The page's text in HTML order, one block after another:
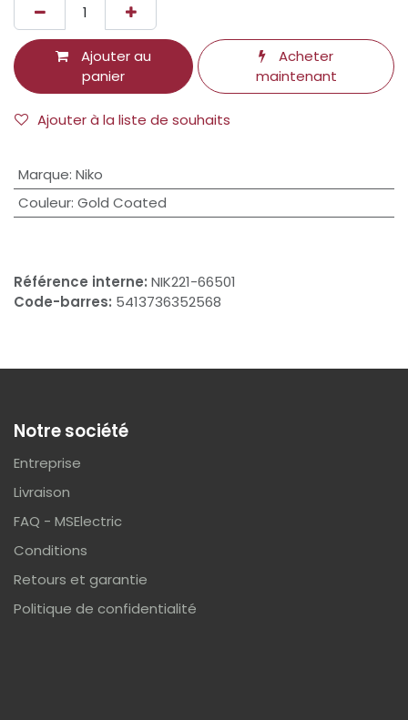
Ajouter au
panier
Acheter
maintenant
Ajouter à la liste de souhaits
Marque: Niko
Couleur: Gold Coated
Référence interne: NIK221-66501
Code-barres: 5413736352568
Notre société
Entreprise
Livraison
FAQ - MSElectric
Conditions
Retours et garantie
Politique de confidentialité